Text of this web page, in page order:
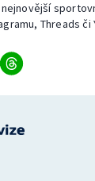
Threads